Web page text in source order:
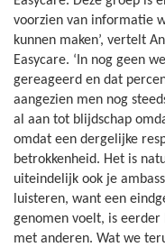
voorzien van informatie
kunnen maken’, vertelt
Easycare. ‘In nog geen
gereageerd en dat
aangezien men nog
al aan tot blijdschap
omdat een dergelijke
betrokkenheid. Het is
uiteindelijk ook je
luisteren, want een
genomen voelt, is
met anderen. Wat we